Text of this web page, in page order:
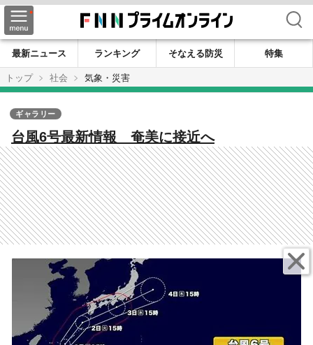
検索
最新ニュース ランキング そなえる防災
特集
トップ
社会 気象・災害
台風6号最新情報 奄美に接近へ
ギャラリー